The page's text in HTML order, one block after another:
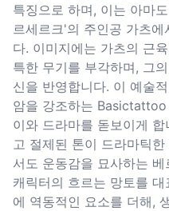
특징으로 하며, 이는 아마
르세르크'의 주인공 가츠
다. 이미지에는 가츠의 근
특한 무기를 부각하며, 그
신을 반영합니다. 이 예술
암을 강조하는
이와 드라마를 돋보이게
고 절제된 톤이 드라마틱
서도 운동감을 묘사하는
캐릭터의 흐르는 망토를
에 역동적인 요소를 더해,